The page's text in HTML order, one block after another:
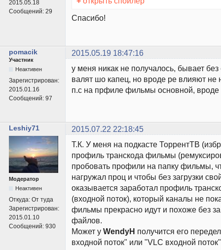
2015.05.18
Сообщений: 29
Спасибо!
pomacik 2015.05.19 18:47:16
Участник
Неактивен
Зарегистрирован:
2015.01.16
Сообщений: 97
у меня никак не получалось, бывает
валят шо капец, но вроде ре влияют не
п.с на прфиле фильмы основной, вроде
Leshiy71 2015.07.22 22:18:45
Модератор
Неактивен
Откуда: От туда
Зарегистрирован:
2015.01.10
Сообщений: 930
Т.К. У меня на подкасте ТоррентТВ
профиль транскода фильмы
пробовать профили на папку фильмы,
нагружал проц и чтобы без загрузки
оказывается заработал профиль
(входной поток), который каналы не
фильмы прекрасно идут и похоже без
файлов.
Может у WendyH получится его
входной поток" или "VLC входной